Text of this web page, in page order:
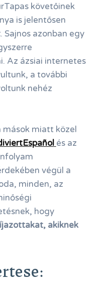
követőinek
is jelentősen
. Sajnos azonban egy
Az ázsiai internetes
a további
nehéz
mások miatt közel
és az
végül a
minden, az
hogy
akiknek